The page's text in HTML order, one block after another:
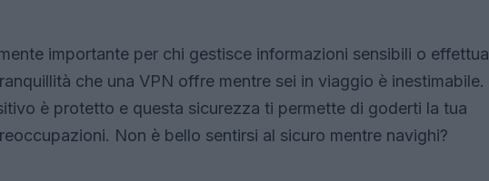
importante per chi gestisce informazioni sensibili o effettua
che una VPN offre mentre sei in viaggio è inestimabile.
è protetto e questa sicurezza ti permette di goderti la tua
Non è bello sentirsi al sicuro mentre navighi?